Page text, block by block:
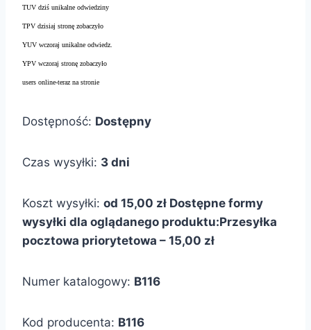
TUV dziś unikalne odwiedziny
TPV dzisiaj stronę zobaczyło
YUV wczoraj unikalne odwiedz.
YPV wczoraj stronę zobaczyło
users online-teraz na stronie
Dostępność: Dostępny
Czas wysyłki: 3 dni
Koszt wysyłki: od 15,00 zł Dostępne formy
wysyłki dla oglądanego produktu:Przesyłka
pocztowa priorytetowa – 15,00 zł
Numer katalogowy: B116
Kod producenta: B116